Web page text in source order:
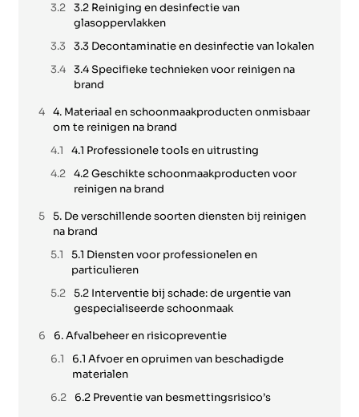
3.2 Reiniging en desinfectie van
glasoppervlakken
3.3 Decontaminatie en desinfectie van lokalen
3.4 Specifieke technieken voor reinigen na
brand
4. Materiaal en schoonmaakproducten onmisbaar
om te reinigen na brand
4.1 Professionele tools en uitrusting
4.2 Geschikte schoonmaakproducten voor
reinigen na brand
5. De verschillende soorten diensten bij reinigen
na brand
5.1 Diensten voor professionelen en
particulieren
5.2 Interventie bij schade: de urgentie van
gespecialiseerde schoonmaak
6. Afvalbeheer en risicopreventie
6.1 Afvoer en opruimen van beschadigde
materialen
6.2 Preventie van besmettingsrisico’s